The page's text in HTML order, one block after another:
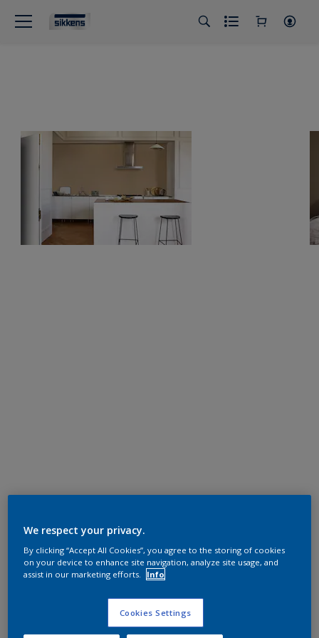
We respect your privacy.
By clicking “Accept All Cookies”, you agree to the storing of cookies
on your device to enhance site navigation, analyze site usage, and
assist in our marketing efforts.
Info
Cookies Settings